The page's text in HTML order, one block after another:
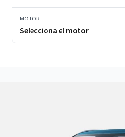
MOTOR:
Selecciona el motor